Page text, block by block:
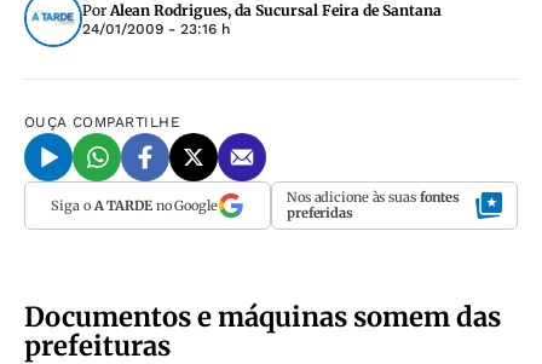
PorAlean Rodrigues, da Sucursal Feira de Santana
24/01/2009 - 23:16 h
OUÇA COMPARTILHE
Siga o A TARDEno Google Nos adicione às suas fontes
preferidas
Documentos e máquinas somem das
prefeituras